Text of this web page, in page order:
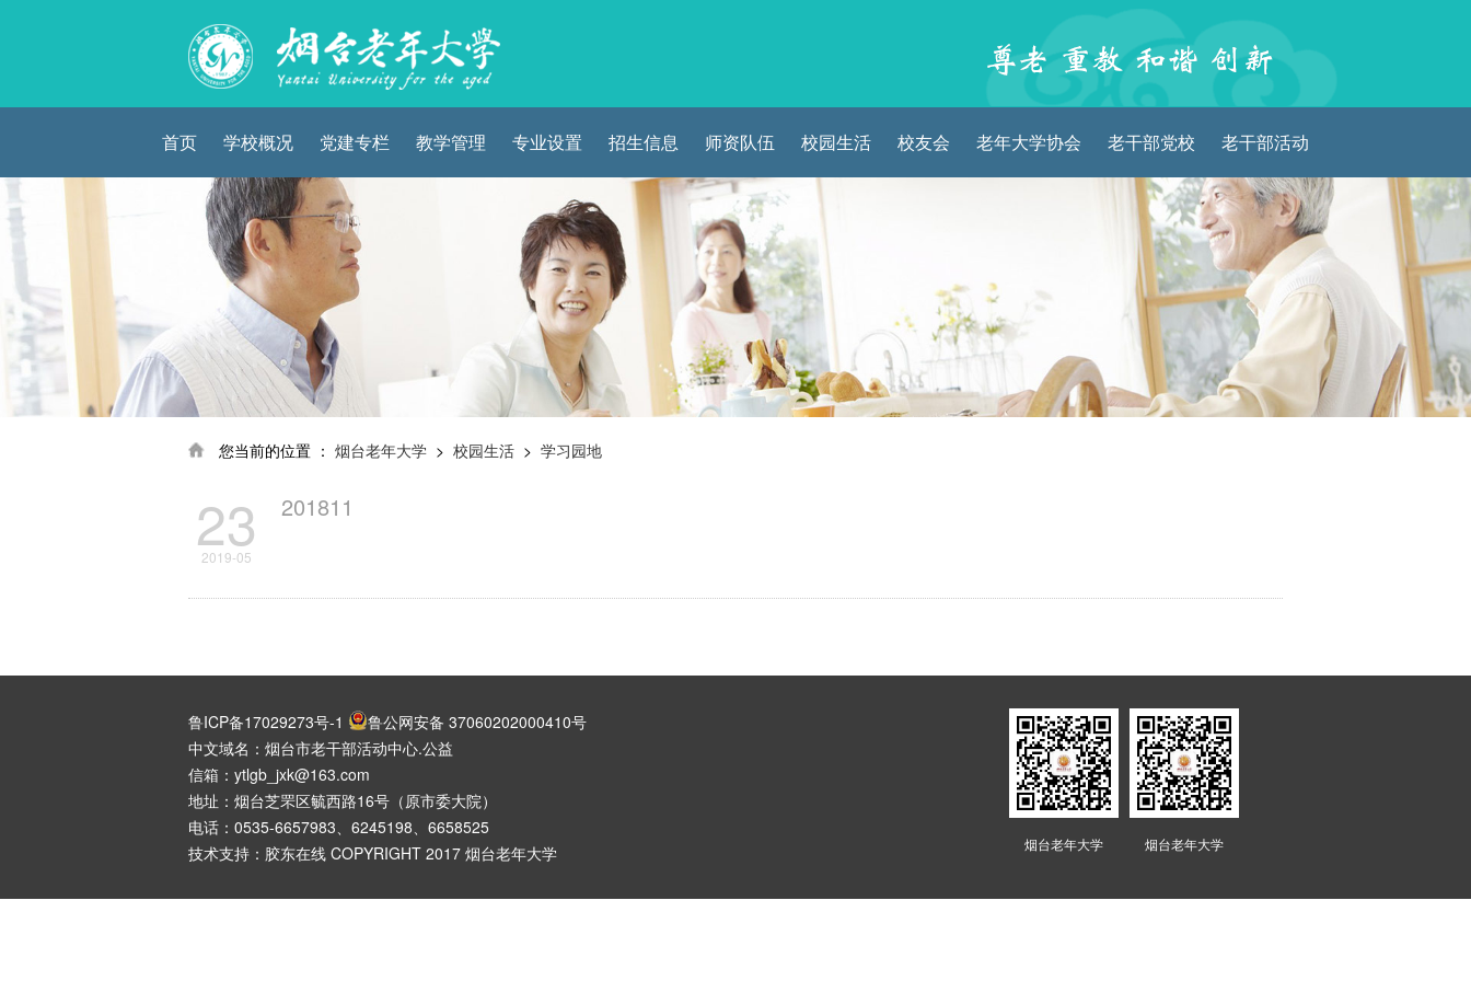
首页 学校概况 党建专栏 教学管理 专业设置 招生信息 师资队伍 校园生活 校友会 老年大学协会 老干部党校 老干部活动
您当前的位置 ： 烟台老年大学 > 校园生活 > 学习园地
23
2019-05
201811
鲁ICP备17029273号-1
鲁公网安备 37060202000410号
中文域名：烟台市老干部活动中心.公益
信箱：ytlgb_jxk@163.com
地址：烟台芝罘区毓西路16号（原市委大院）
电话：0535-6657983、6245198、6658525
技术支持：胶东在线 COPYRIGHT 2017 烟台老年大学
烟台老年大学 烟台老年大学